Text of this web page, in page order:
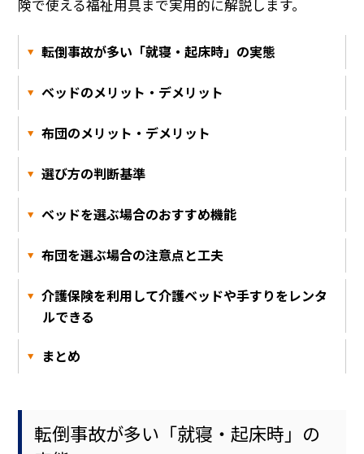
険で使える福祉用具まで実用的に解説します。
転倒事故が多い「就寝・起床時」の実態
ベッドのメリット・デメリット
布団のメリット・デメリット
選び方の判断基準
ベッドを選ぶ場合のおすすめ機能
布団を選ぶ場合の注意点と工夫
介護保険を利用して介護ベッドや手すりをレンタ
ルできる
まとめ
転倒事故が多い「就寝・起床時」の